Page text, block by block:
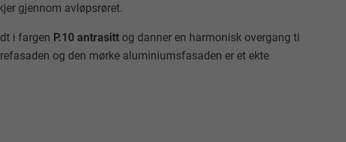
gjennom avløpsrøret.
i fargen P.10 antrasitt og danner en harmonisk overgang ti
og den mørke aluminiumsfasaden er et ekte